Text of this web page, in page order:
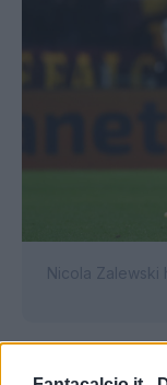
Nicola Zalewski